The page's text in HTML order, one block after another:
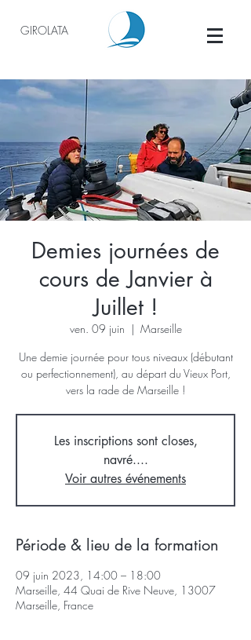
GIROLATA
Demies journées de
cours de Janvier à
Juillet !
ven. 09 juin
  |
Marseille
Une demie journée pour tous niveaux (débutant
ou perfectionnement), au départ du Vieux Port,
vers la rade de Marseille !
Les inscriptions sont closes,
navré....
Voir autres événements
Période & lieu de la formation
09 juin 2023, 14:00 – 18:00
Marseille, 44 Quai de Rive Neuve, 13007
Marseille, France